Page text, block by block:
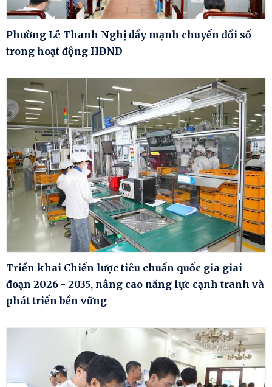
Phường Lê Thanh Nghị đẩy mạnh chuyển đổi số
trong hoạt động HĐND
Triển khai Chiến lược tiêu chuẩn quốc gia giai
đoạn 2026 - 2035, nâng cao năng lực cạnh tranh và
phát triển bền vững